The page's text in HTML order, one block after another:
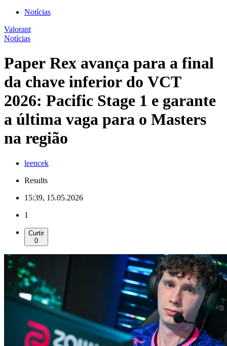
Notícias
Valorant
Notícias
Paper Rex avança para a final
da chave inferior do VCT
2026: Pacific Stage 1 e garante
a última vaga para o Masters
na região
leencek
Results
15:39, 15.05.2026
1
Curtir
0